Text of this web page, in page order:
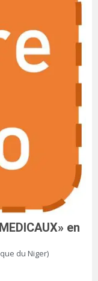
en
du Niger)